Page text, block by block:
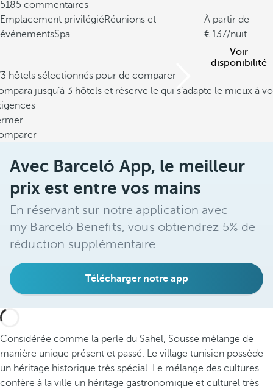
5185 commentaires
Emplacement privilégiéRéunions et
événementsSpa
À partir de
137/nuit
Voir
disponibilité
hôtels sélectionnés pour de comparer
jusqu’à 3 hôtels et réserve le qui s’adapte le mieux à
Avec Barceló App, le meilleur
prix est entre vos mains
En réservant sur notre application avec
my Barceló Benefits, vous obtiendrez 5% de
réduction supplémentaire.
Télécharger notre app
Considérée comme la perle du Sahel, Sousse mélange de
manière unique présent et passé. Le village tunisien possède
un héritage historique très spécial. Le mélange des cultures
confère à la ville un héritage gastronomique et culturel très